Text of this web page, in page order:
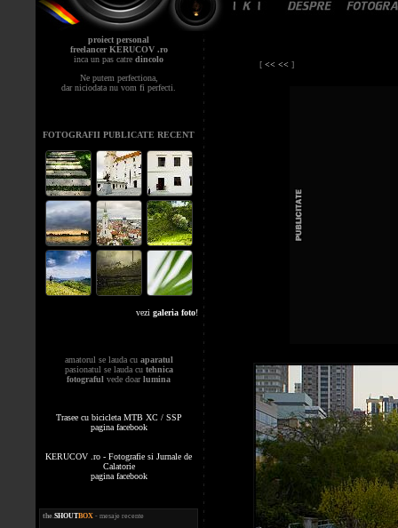
proiect personal
freelancer KERUCOV .ro
inca un pas catre dincolo
Ne putem perfectiona,
dar niciodata nu vom fi perfecti.
FOTOGRAFII PUBLICATE RECENT
vezi galeria foto!
amatorul se lauda cu aparatul
pasionatul se lauda cu tehnica
fotograful vede doarlumina
Trasee cu bicicleta MTB XC / SSP
pagina facebook
KERUCOV .ro - Fotografie si Jurnale de
Calatorie
pagina facebook
the.SHOUTBOX - mesaje recente
[<< << ]